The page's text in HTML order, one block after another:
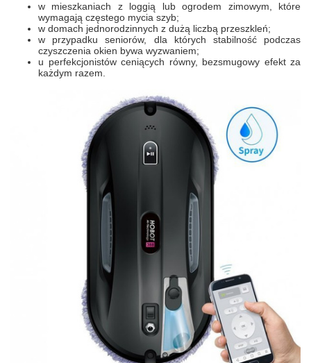
w mieszkaniach z loggią lub ogrodem zimowym, które
wymagają częstego mycia szyb;
w domach jednorodzinnych z dużą liczbą przeszkleń;
w przypadku seniorów, dla których stabilność podczas
czyszczenia okien bywa wyzwaniem;
u perfekcjonistów ceniących równy, bezsmugowy efekt za
każdym razem.